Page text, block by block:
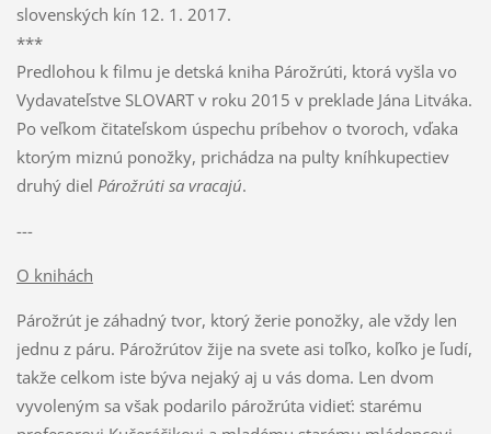
slovenských kín 12. 1. 2017.
***
Predlohou k filmu je detská kniha Párožrúti, ktorá vyšla vo
Vydavateľstve SLOVART v roku 2015 v preklade Jána Litváka.
Po veľkom čitateľskom úspechu príbehov o tvoroch, vďaka
ktorým miznú ponožky, prichádza na pulty kníhkupectiev
druhý diel Párožrúti sa vracajú.
---
O knihách
Párožrút je záhadný tvor, ktorý žerie ponožky, ale vždy len
jednu z páru. Párožrútov žije na svete asi toľko, koľko je ľudí,
takže celkom iste býva nejaký aj u vás doma. Len dvom
vyvoleným sa však podarilo párožrúta vidieť: starému